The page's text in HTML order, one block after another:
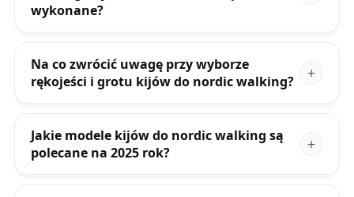
wykonane?
Na co zwrócić uwagę przy wyborze
rękojeści i grotu kijów do nordic walking?
Jakie modele kijów do nordic walking są
polecane na 2025 rok?